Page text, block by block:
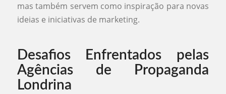
mas também servem como inspiração para novas
ideias e iniciativas de marketing.
Desafios Enfrentados pelas
Agências de Propaganda
Londrina